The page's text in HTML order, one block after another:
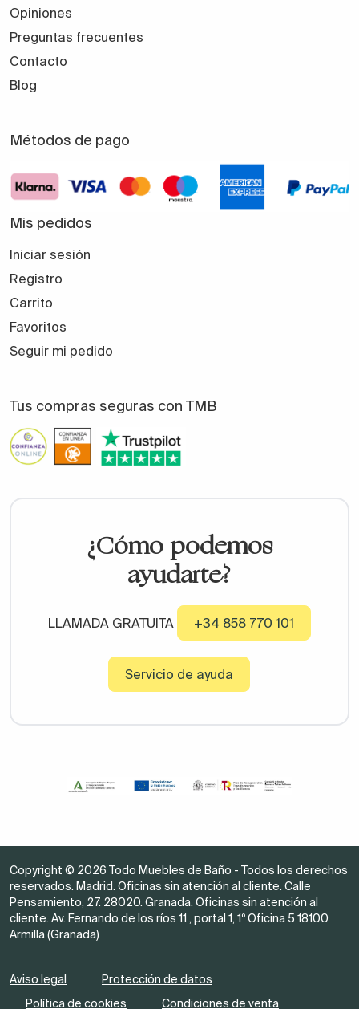
Opiniones
Preguntas frecuentes
Contacto
Blog
Métodos de pago
Mis pedidos
Iniciar sesión
Registro
Carrito
Favoritos
Seguir mi pedido
Tus compras seguras con TMB
¿Cómo podemos
ayudarte?
LLAMADA GRATUITA +34 858 770 101
Servicio de ayuda
Copyright © 2026 Todo Muebles de Baño - Todos los derechos
reservados. Madrid. Oficinas sin atención al cliente. Calle
Pensamiento, 27. 28020. Granada. Oficinas sin atención al
cliente. Av. Fernando de los ríos 11 , portal 1, 1º Oficina 5 18100
Armilla (Granada)
Aviso legal
Protección de datos
Política de cookies
Condiciones de venta